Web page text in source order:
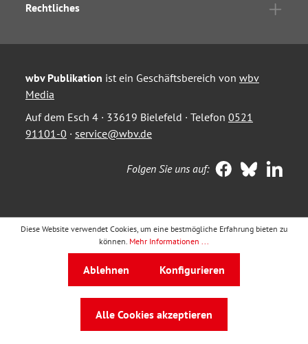
Rechtliches
wbv Publikation ist ein Geschäftsbereich von wbv
Media
Auf dem Esch 4 · 33619 Bielefeld · Telefon 0521
91101-0 · service@wbv.de
Folgen Sie uns auf:
Diese Website verwendet Cookies, um eine bestmögliche Erfahrung bieten zu
können. Mehr Informationen ...
Ablehnen Konfigurieren
Alle Cookies akzeptieren